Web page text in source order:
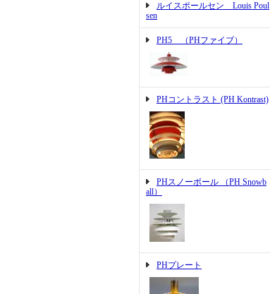
ルイスポールセン Louis Poul
sen
PH5 （PHファイブ）
PHコントラスト (PH Kontrast)
PHスノーボール （PH Snowb
all）
PHプレート